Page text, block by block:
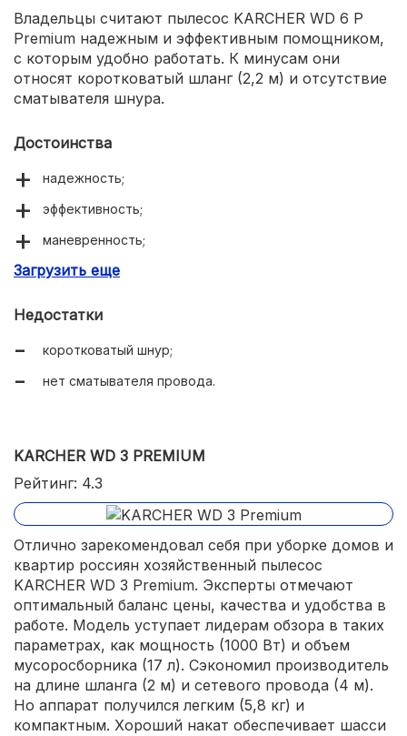
Владельцы считают пылесос KARCHER WD 6 P
Premium надежным и эффективным помощником,
с которым удобно работать. К минусам они
относят коротковатый шланг (2,2 м) и отсутствие
сматывателя шнура.
Достоинства
надежность;
эффективность;
маневренность;
качественная сборка.
Загрузить еще
Недостатки
коротковатый шнур;
нет сматывателя провода.
KARCHER WD 3 PREMIUM
Рейтинг: 4.3
Отлично зарекомендовал себя при уборке домов и
квартир россиян хозяйственный пылесос
KARCHER WD 3 Premium. Эксперты отмечают
оптимальный баланс цены, качества и удобства в
работе. Модель уступает лидерам обзора в таких
параметрах, как мощность (1000 Вт) и объем
мусоросборника (17 л). Сэкономил производитель
на длине шланга (2 м) и сетевого провода (4 м).
Но аппарат получился легким (5,8 кг) и
компактным. Хороший накат обеспечивает шасси